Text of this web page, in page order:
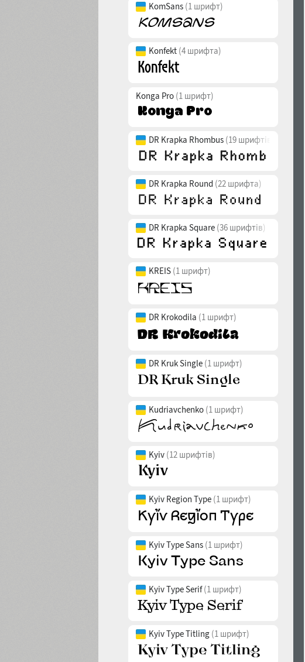
KomSans (1 шрифт)
Konfekt (4 шрифта)
Konga Pro (1 шрифт)
DR Krapka Rhombus (19 шрифтів)
DR Krapka Round (22 шрифта)
DR Krapka Square (36 шрифтів)
KREIS (1 шрифт)
DR Krokodila (1 шрифт)
DR Kruk Single (1 шрифт)
Kudriavchenko (1 шрифт)
Kyiv (12 шрифтів)
Kyiv Region Type (1 шрифт)
Kyiv Type Sans (1 шрифт)
Kyiv Type Serif(1 шрифт)
Kyiv Type Titling (1 шрифт)